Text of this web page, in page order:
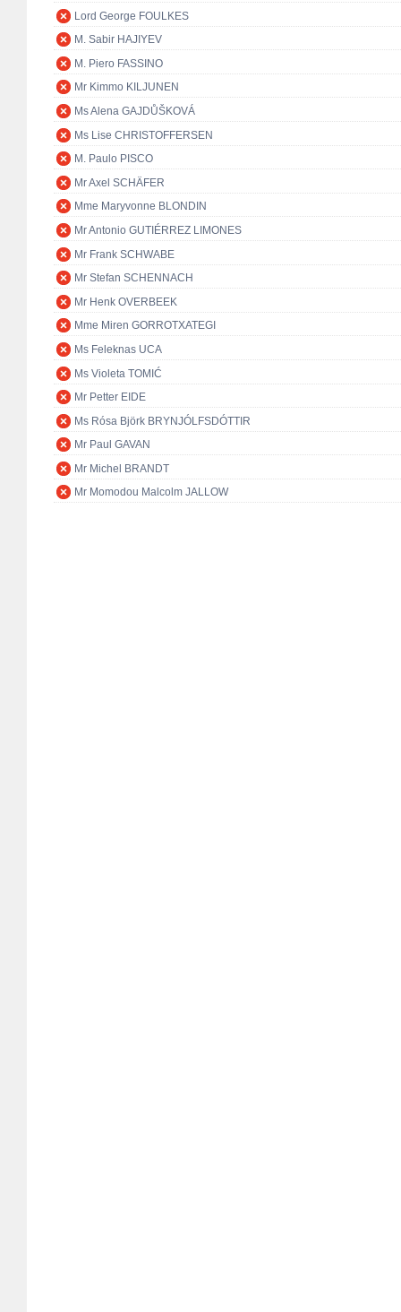
Lord George FOULKES
M. Sabir HAJIYEV
M. Piero FASSINO
Mr Kimmo KILJUNEN
Ms Alena GAJDŮŠKOVÁ
Ms Lise CHRISTOFFERSEN
M. Paulo PISCO
Mr Axel SCHÄFER
Mme Maryvonne BLONDIN
Mr Antonio GUTIÉRREZ LIMONES
Mr Frank SCHWABE
Mr Stefan SCHENNACH
Mr Henk OVERBEEK
Mme Miren GORROTXATEGI
Ms Feleknas UCA
Ms Violeta TOMIĆ
Mr Petter EIDE
Ms Rósa Björk BRYNJÓLFSDÓTTIR
Mr Paul GAVAN
Mr Michel BRANDT
Mr Momodou Malcolm JALLOW